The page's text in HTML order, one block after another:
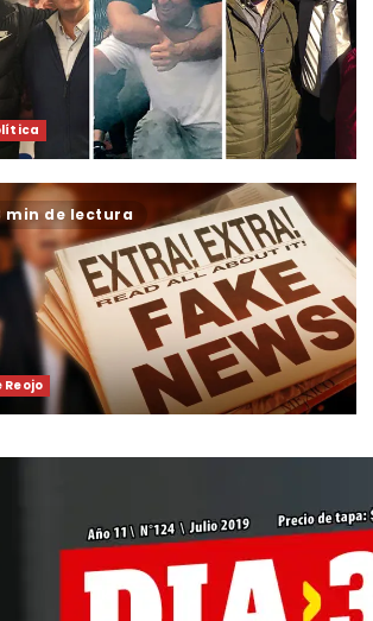
min de lectura
Reojo